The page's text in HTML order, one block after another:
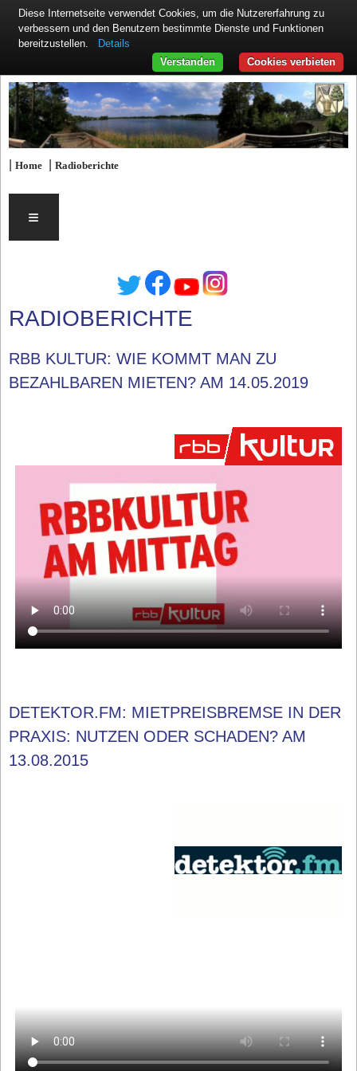
|Home |Radioberichte
≡
RADIOBERICHTE
RBB KULTUR: WIE KOMMT MAN ZU
BEZAHLBAREN MIETEN? AM 14.05.2019
DETEKTOR.FM: MIETPREISBREMSE IN DER
PRAXIS: NUTZEN ODER SCHADEN? AM
13.08.2015
Diese Internetseite verwendet Cookies, um die Nutzererfahrung zu
verbessern und den Benutzern bestimmte Dienste und Funktionen
bereitzustellen.
Details
Cookies verbieten
Verstanden